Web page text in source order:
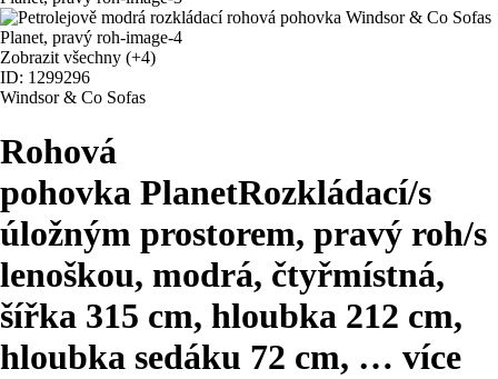
Zobrazit všechny (+4)
ID: 1299296
Windsor & Co Sofas
Rohová
pohovka PlanetRozkládací/s
úložným prostorem, pravý roh/s
lenoškou, modrá, čtyřmístná,
šířka 315 cm, hloubka 212 cm,
hloubka sedáku 72 cm, … více